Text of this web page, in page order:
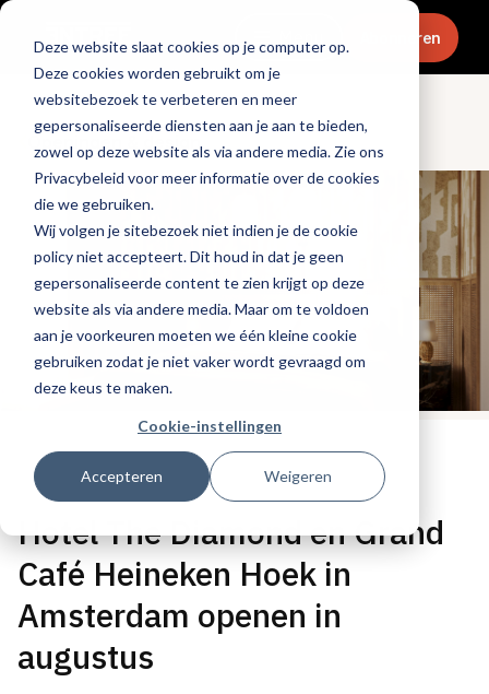
Deze website slaat cookies op je computer op.
Deze cookies worden gebruikt om je
websitebezoek te verbeteren en meer
gepersonaliseerde diensten aan je aan te bieden,
zowel op deze website als via andere media. Zie ons
Privacybeleid voor meer informatie over de cookies
die we gebruiken.
Wij volgen je sitebezoek niet indien je de cookie
policy niet accepteert. Dit houd in dat je geen
gepersonaliseerde content te zien krijgt op deze
website als via andere media. Maar om te voldoen
aan je voorkeuren moeten we één kleine cookie
gebruiken zodat je niet vaker wordt gevraagd om
deze keus te maken.
Cookie-instellingen
Accepteren Weigeren
Menu Abonneren
Openingen & design
Tags:hotels,nieuwe-zaken
Gepubliceerd op: 26 juni 2024
Hotel The Diamond en Grand
Café Heineken Hoek in
Amsterdam openen in
augustus